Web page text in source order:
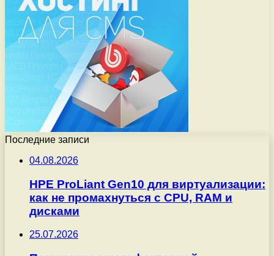
Последние записи
04.08.2026
HPE ProLiant Gen10 для виртуализации:
как не промахнуться с CPU, RAM и
дисками
25.07.2026